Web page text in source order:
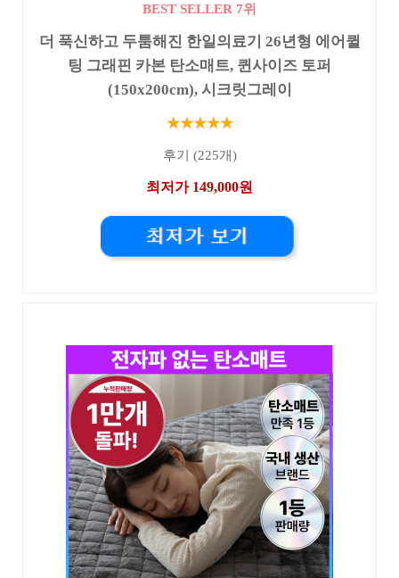
BEST SELLER 7위
더 푹신하고 두툼해진 한일의료기 26년형 에어퀼
팅 그래핀 카본 탄소매트, 퀸사이즈 토퍼
(150x200cm), 시크릿그레이
★★★★★
후기 (225개)
최저가 149,000원